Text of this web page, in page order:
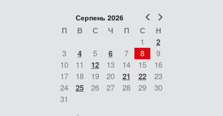
Попер
Серпень 2026
П В С Ч П С Н
1 2
3 4 5 6 7 8
9
10
11 12 13 14 15
16
17
18 19 20 21 22
23
24
25 26 27 28 29
30
31